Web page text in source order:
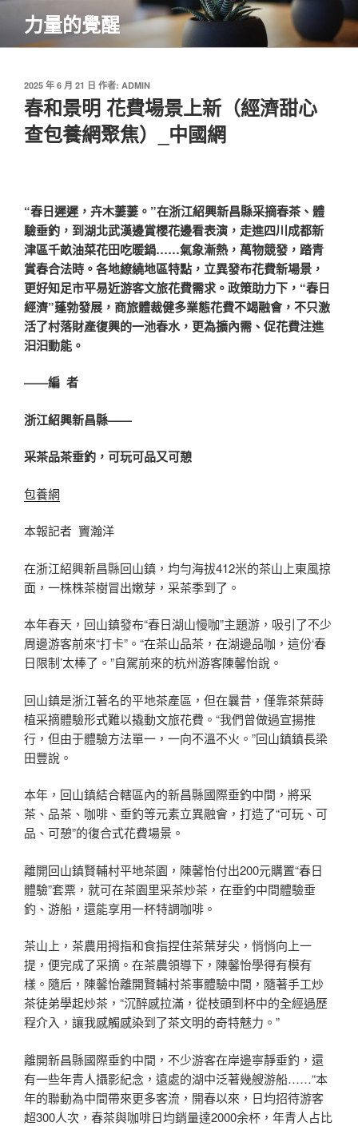
主
力量的覺醒
發
佈
於
2025 年 6 月 21 日 作者: ADMIN
春和景明 花費場景上新（經濟甜心
查包養網聚焦）_中國網
“春日遲遲，卉木萋萋。”在浙江紹興新昌縣采摘春茶、體
驗垂釣，到湖北武漢邊賞櫻花邊看表演，走進四川成都新
津區千畝油菜花田吃暖鍋……氣象漸熱，萬物競發，踏青
賞春合法時。各地繚繞地區特點，立異發布花費新場景，
更好知足市平易近游客文旅花費需求。政策助力下，“春日
經濟”蓬勃發展，商旅體裁健多業態花費不竭融會，不只激
活了村落財產復興的一池春水，更為擴內需、促花費注進
汩汩動能。
——編 者
浙江紹興新昌縣——
采茶品茶垂釣，可玩可品又可憩
包養網
本報記者 竇瀚洋
在浙江紹興新昌縣回山鎮，均勻海拔412米的茶山上東風掠
面，一株株茶樹冒出嫩芽，采茶季到了。
本年春天，回山鎮發布“春日湖山慢咖”主題游，吸引了不少
周邊游客前來“打卡”。“在茶山品茶，在湖邊品咖，這份‘春
日限制’太棒了。”自駕前來的杭州游客陳馨怡說。
回山鎮是浙江著名的平地茶產區，但在曩昔，僅靠茶葉蒔
植采摘體驗形式難以撬動文旅花費。“我們曾做過宣揚推
行，但由于體驗方法單一，一向不溫不火。”回山鎮鎮長梁
田豐說。
本年，回山鎮結合轄區內的新昌縣國際垂釣中間，將采
茶、品茶、咖啡、垂釣等元素立異融會，打造了“可玩、可
品、可憩”的復合式花費場景。
離開回山鎮賢輔村平地茶園，陳馨怡付出200元購置“春日
體驗”套票，就可在茶園里采茶炒茶，在垂釣中間體驗垂
釣、游船，還能享用一杯特調咖啡。
茶山上，茶農用拇指和食指捏住茶葉芽尖，悄悄向上一
提，便完成了采摘。在茶農領導下，陳馨怡學得有模有
樣。隨后，陳馨怡離開賢輔村茶事體驗中間，隨著手工炒
茶徒弟學起炒茶，“沉醉感拉滿，從枝頭到杯中的全經過歷
程介入，讓我感觸感染到了茶文明的奇特魅力。”
離開新昌縣國際垂釣中間，不少游客在岸邊寧靜垂釣，還
有一些年青人攝影紀念，遠處的湖中泛著幾艘游船……“本
年的聯動為中間帶來更多客流，開春以來，日均招待游客
超300人次，春茶與咖啡日均銷量達2000余杯，年青人占比